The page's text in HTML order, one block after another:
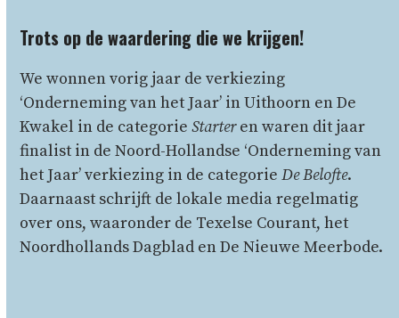
Trots op dewaardering diewe krijgen!
Wewonnenvorig jaar deverkiezing
‘Ondernemingvanhet Jaar’ inUithoorn enDe
Kwakel in de categorieStarteren waren dit jaar
finalist in deNoord-Hollandse ‘Ondernemingvan
het Jaar’ verkiezing in de categorieDeBelofte.
Daarnaast schrijft delokalemediaregelmatig
over ons,waaronder de Texelse Courant,het
NoordhollandsDagblad enDeNieuweMeerbode.